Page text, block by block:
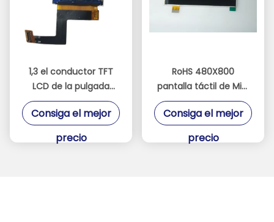
1,3 el conductor TFT
LCD de la pulgada
240xRGBx240
ST7789V exhibe
Consiga el mejor
precio
RoHS 480X800
pantalla táctil de Mipi
Dsi de 3,97 pulgadas
con el blanco 8 LED
Consiga el mejor
precio